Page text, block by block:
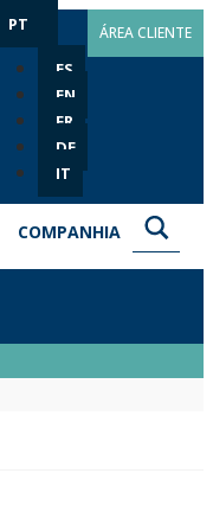
PT
ES
EN
FR
DE
IT
ÁREA CLIENTE
COMPANHIA